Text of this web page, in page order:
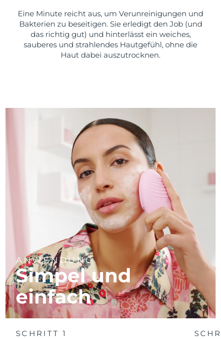
Eine Minute reicht aus, um Verunreinigungen und
Bakterien zu beseitigen. Sie erledigt den Job (und
das richtig gut) und hinterlässt ein weiches,
sauberes und strahlendes Hautgefühl, ohne die
Haut dabei auszutrocknen.
ANWENDUNG
Simpel und
einfach
SCHRITT 1